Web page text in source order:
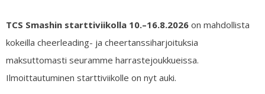
TCS Smashin starttiviikolla 10.–16.8.2026 on mahdollista
kokeilla cheerleading- ja cheertanssiharjoituksia
maksuttomasti seuramme harrastejoukkueissa.
Ilmoittautuminen starttiviikolle on nyt auki.